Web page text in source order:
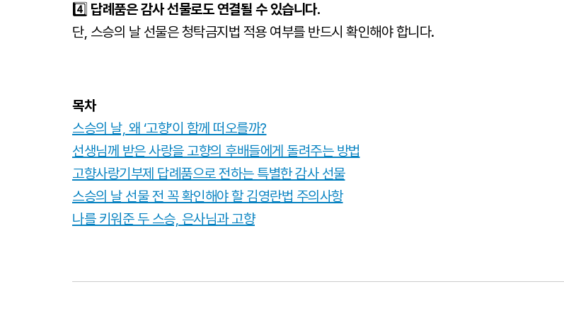
4️⃣ 답례품은 감사 선물로도 연결될 수 있습니다.
단, 스승의 날 선물은 청탁금지법 적용 여부를 반드시 확인해야 합니다.
목차
스승의 날, 왜 ‘고향’이 함께 떠오를까?
선생님께 받은 사랑을 고향의 후배들에게 돌려주는 방법
고향사랑기부제 답례품으로 전하는 특별한 감사 선물
스승의 날 선물 전 꼭 확인해야 할 김영란법 주의사항
나를 키워준 두 스승, 은사님과 고향